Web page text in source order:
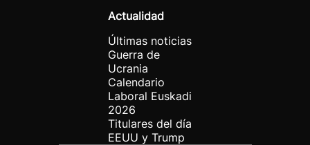
Actualidad
Últimas noticias
Guerra de
Ucrania
Calendario
Laboral Euskadi
2026
Titulares del día
EEUU y Trump